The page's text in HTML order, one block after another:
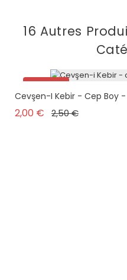
16 Autres
Promo !
Cevşen-I Kebir - Cep Boy
2,00 € Prix de base
2,50 €Prix